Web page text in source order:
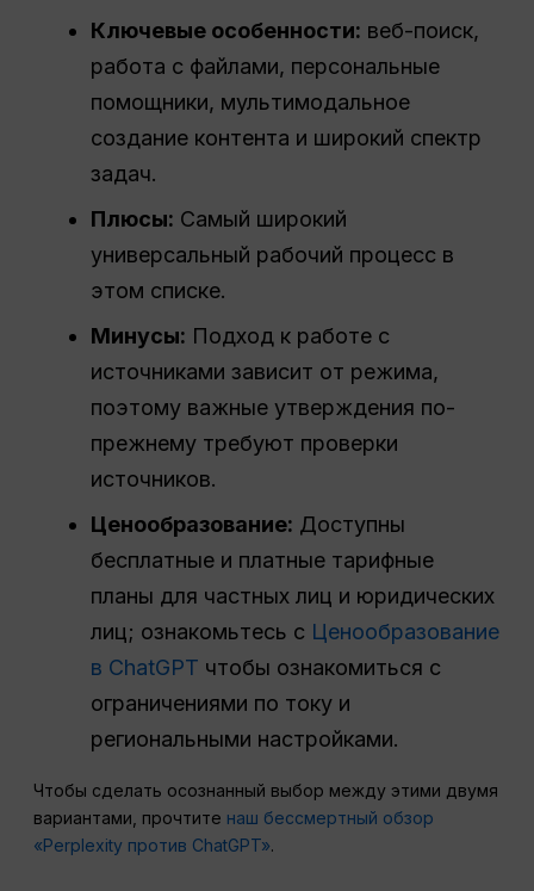
Ключевые особенности: веб-поиск,
работа с файлами, персональные
помощники, мультимодальное
создание контента и широкий спектр
задач.
Плюсы: Самый широкий
универсальный рабочий процесс в
этом списке.
Минусы: Подход к работе с
источниками зависит от режима,
поэтому важные утверждения по-
прежнему требуют проверки
источников.
Ценообразование: Доступны
бесплатные и платные тарифные
планы для частных лиц и юридических
лиц; ознакомьтесь с Ценообразование
в ChatGPT чтобы ознакомиться с
ограничениями по току и
региональными настройками.
Чтобы сделать осознанный выбор между этими двумя
вариантами, прочтите наш бессмертный обзор
«Perplexity против ChatGPT».